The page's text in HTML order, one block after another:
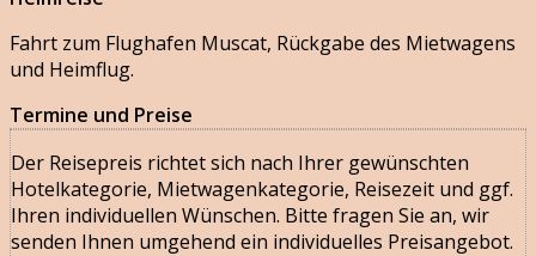
Fahrt zum Flughafen Muscat, Rückgabe des Mietwagens
und Heimflug.
Termine und Preise
Der Reisepreis richtet sich nach Ihrer gewünschten
Hotelkategorie, Mietwagenkategorie, Reisezeit und ggf.
Ihren individuellen Wünschen. Bitte fragen Sie an, wir
senden Ihnen umgehend ein individuelles Preisangebot.